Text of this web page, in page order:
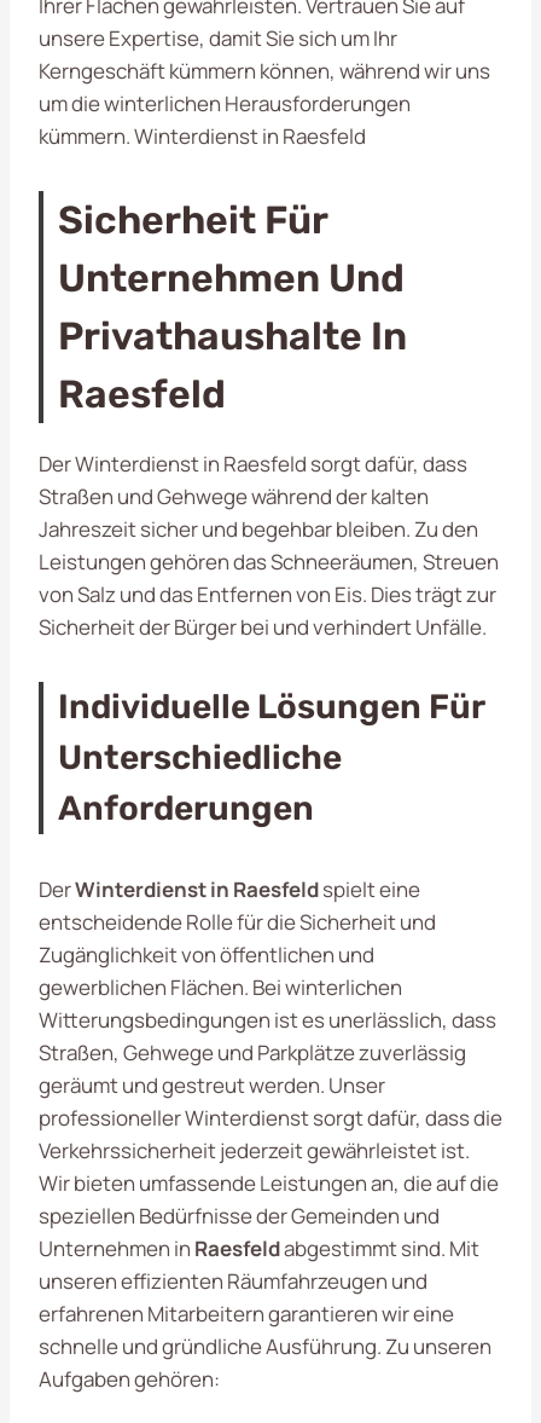
unsere Expertise, damit Sie sich um Ihr
Kerngeschäft kümmern können, während wir uns
um die winterlichen Herausforderungen
kümmern. Winterdienst in Raesfeld
Sicherheit Für
Unternehmen Und
Privathaushalte In
Raesfeld
Der Winterdienst in Raesfeld sorgt dafür, dass
Straßen und Gehwege während der kalten
Jahreszeit sicher und begehbar bleiben. Zu den
Leistungen gehören das Schneeräumen, Streuen
von Salz und das Entfernen von Eis. Dies trägt zur
Sicherheit der Bürger bei und verhindert Unfälle.
Individuelle Lösungen Für
Unterschiedliche
Anforderungen
DerWinterdienst in Raesfeldspielt eine
entscheidende Rolle für die Sicherheit und
Zugänglichkeit von öffentlichen und
gewerblichen Flächen. Bei winterlichen
Witterungsbedingungen ist es unerlässlich, dass
Straßen, Gehwege und Parkplätze zuverlässig
geräumt und gestreut werden. Unser
professioneller Winterdienst sorgt dafür, dass die
Verkehrssicherheit jederzeit gewährleistet ist.
Wir bieten umfassende Leistungen an, die auf die
speziellen Bedürfnisse der Gemeinden und
Unternehmen in Raesfeldabgestimmt sind. Mit
unseren effizienten Räumfahrzeugen und
erfahrenen Mitarbeitern garantieren wir eine
schnelle und gründliche Ausführung. Zu unseren
Aufgaben gehören: